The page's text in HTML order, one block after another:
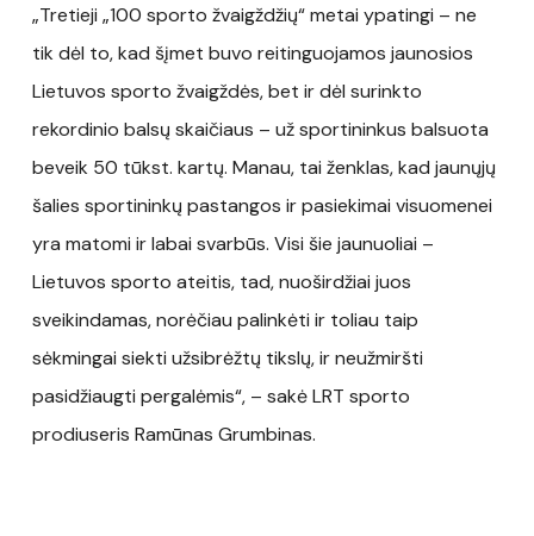
„Tretieji „100 sporto žvaigždžių“ metai ypatingi – ne
tik dėl to, kad šįmet buvo reitinguojamos jaunosios
Lietuvos sporto žvaigždės, bet ir dėl surinkto
rekordinio balsų skaičiaus – už sportininkus balsuota
beveik 50 tūkst. kartų. Manau, tai ženklas, kad jaunųjų
šalies sportininkų pastangos ir pasiekimai visuomenei
yra matomi ir labai svarbūs. Visi šie jaunuoliai –
Lietuvos sporto ateitis, tad, nuoširdžiai juos
sveikindamas, norėčiau palinkėti ir toliau taip
sėkmingai siekti užsibrėžtų tikslų, ir neužmiršti
pasidžiaugti pergalėmis“, – sakė LRT sporto
prodiuseris Ramūnas Grumbinas.